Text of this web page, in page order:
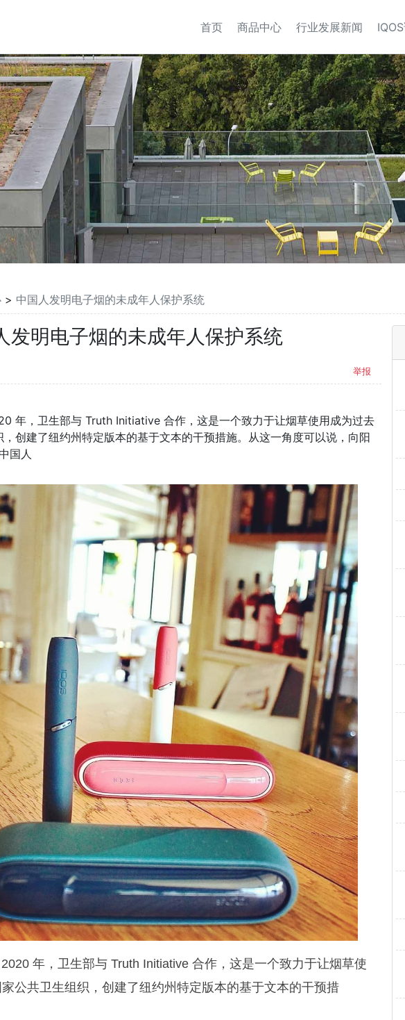
首页 商品中心 行业发展新闻
> 中国人发明电子烟的未成年人保护系统
发明电子烟的未成年人保护系统
举报
年，卫生部与 Truth Initiative 合作，这是一个致力于让烟草使用成为过去
创建了纽约州特定版本的基于文本的干预措施。从这一角度可以说，向阳
国人
年，卫生部与 Truth Initiative 合作，这是一个致力于让烟草使
公共卫生组织，创建了纽约州特定版本的基于文本的干预措